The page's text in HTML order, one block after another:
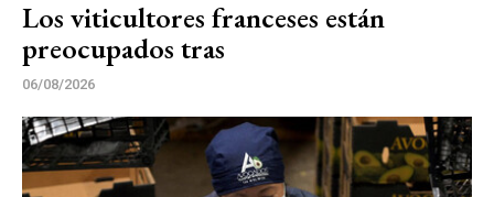
Los viticultores franceses están
preocupados tras
06/08/2026